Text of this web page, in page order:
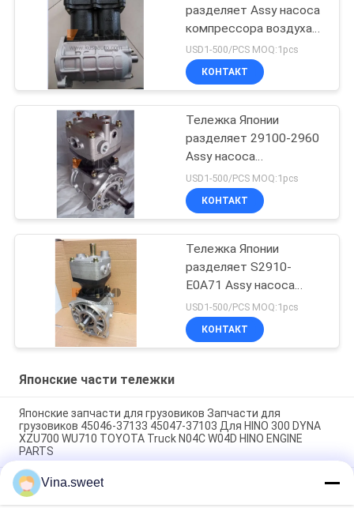
разделяет Assy насоса
компрессора воздуха
29100-2364 для
РЕНДЖЕРА
J08CT/J08C l бренда
USD1-500/PCS MOQ:1pcs
КОНТАКТ
Тележка Японии
разделяет 29100-2960
Assy насоса
компрессора воздуха 2
слоев для бренда HINO
700 Profia E13C HNTC
USD1-500/PCS MOQ:1pcs
КОНТАКТ
Тележка Японии
разделяет S2910-
E0A71 Assy насоса
компрессора воздуха 3
слоев для бренда HINO
700 Profia E13C HNTC
USD1-500/PCS MOQ:1pcs
КОНТАКТ
Японские части тележки
Японские запчасти для грузовиков Запчасти для
грузовиков 45046-37133 45047-37103 Для HINO 300 DYNA
XZU700 WU710 TOYOTA Truck N04C W04D HINO ENGINE
PARTS
Японские запчасти для грузовиков 45430-1740 45420-1740
Для HINO SUPERNGER RK1J AK3H F3H
Vina.sweet